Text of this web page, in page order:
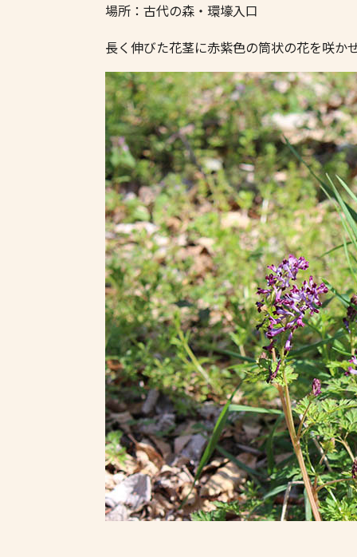
場所：古代の森・環壕入口
長く伸びた花茎に赤紫色の筒状の花を咲か